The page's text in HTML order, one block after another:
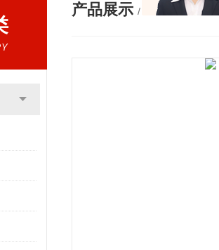
产品展示 / PRODUCTS